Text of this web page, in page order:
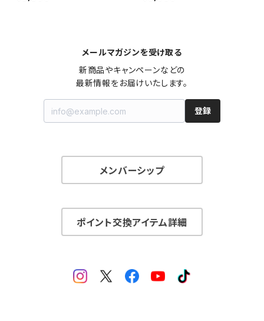
メールマガジンを受け取る
新商品やキャンペーンなどの
最新情報をお届けいたします。
登録
メンバーシップ
ポイント交換アイテム詳細